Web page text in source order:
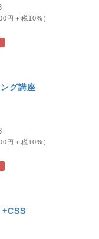
円＋税10%）
グ講座
円＋税10%）